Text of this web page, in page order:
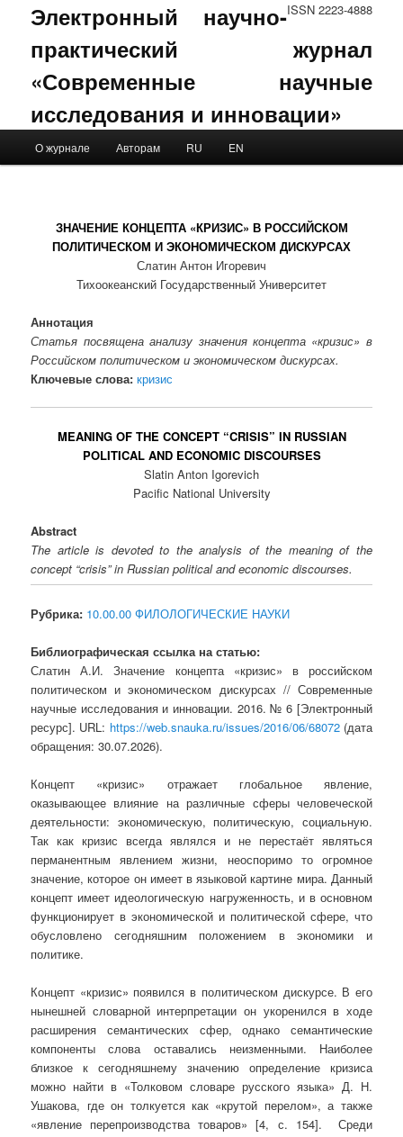
ISSN 2223-4888
Электронный научно-
практический журнал
«Современные научные
исследования и инновации»
Skip to primary content
Skip to secondary content
О журнале Авторам RU EN
ЗНАЧЕНИЕ КОНЦЕПТА «КРИЗИС» В РОССИЙСКОМ
ПОЛИТИЧЕСКОМ И ЭКОНОМИЧЕСКОМ ДИСКУРСАХ
Слатин Антон Игоревич
Тихоокеанский Государственный Университет
Аннотация
Статья посвящена анализу значения концепта «кризис» в
Российском политическом и экономическом дискурсах.
Ключевые слова: кризис
MEANING OF THE CONCEPT “CRISIS” IN RUSSIAN
POLITICAL AND ECONOMIC DISCOURSES
Slatin Anton Igorevich
Pacific National University
Abstract
The article is devoted to the analysis of the meaning of the
concept “crisis” in Russian political and economic discourses.
Рубрика: 10.00.00 ФИЛОЛОГИЧЕСКИЕ НАУКИ
Библиографическая ссылка на статью:
Слатин А.И. Значение концепта «кризис» в российском
политическом и экономическом дискурсах // Современные
научные исследования и инновации. 2016. № 6 [Электронный
ресурс]. URL: https://web.snauka.ru/issues/2016/06/68072(дата
обращения: 30.07.2026).
Концепт «кризис» отражает глобальное явление,
оказывающее влияние на различные сферы человеческой
деятельности: экономическую, политическую, социальную.
Так как кризис всегда являлся и не перестаёт являться
перманентным явлением жизни, неоспоримо то огромное
значение, которое он имеет в языковой картине мира. Данный
концепт имеет идеологическую нагруженность, и в основном
функционирует в экономической и политической сфере, что
обусловлено сегодняшним положением в экономики и
политике.
Концепт «кризис» появился в политическом дискурсе. В его
нынешней словарной интерпретации он укоренился в ходе
расширения семантических сфер, однако семантические
компоненты слова оставались неизменными. Наиболее
близкое к сегодняшнему значению определение кризиса
можно найти в «Толковом словаре русского языка» Д. Н.
Ушакова, где он толкуется как «крутой перелом», а также
«явление перепроизводства товаров» [4, с. 154]. Среди